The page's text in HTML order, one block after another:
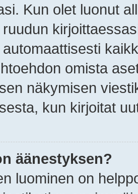
Kun olet luonut
ruudun
omista
näkymisen
kun kirjoitat
äänestyksen?
luominen on